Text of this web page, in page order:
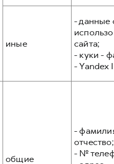
иные
- данные
сайта;
- куки -
- Yandex
общие
-
отчество;
- №